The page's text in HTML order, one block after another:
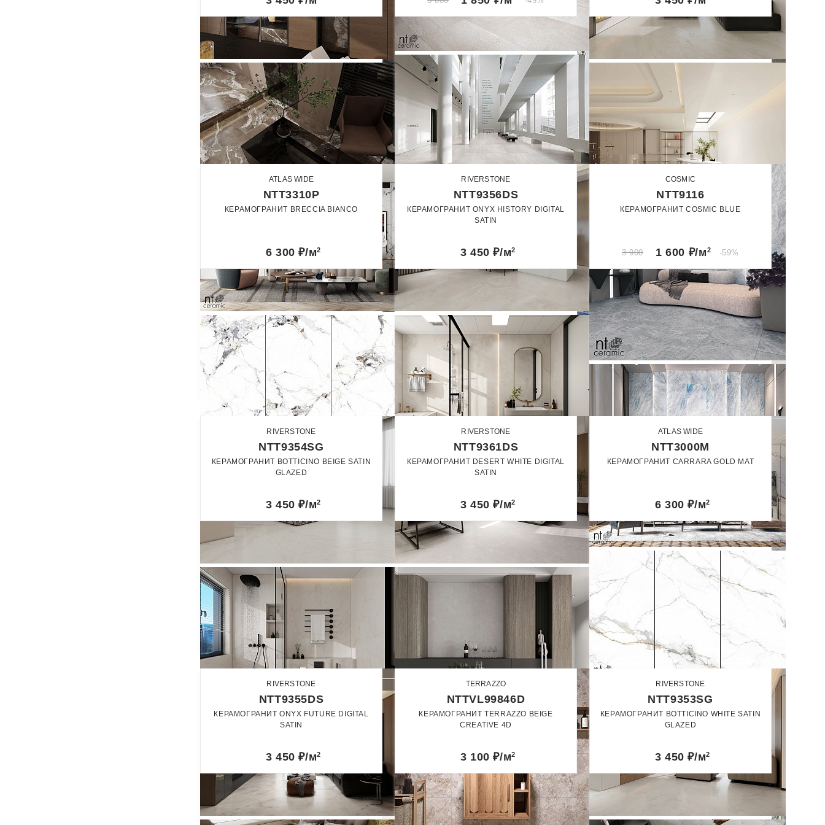
Сатин Сатин
ATLAS WIDE
NTT3310P
КЕРАМОГРАНИТ BRECCIA BIANCO
Полированный
6 300 ₽/м2
RIVERSTONE
NTT9356DS
КЕРАМОГРАНИТ ONYX HISTORY DIGITAL
SATIN
Сатин
3 450 ₽/м2
COSMIC
NTT9116
КЕРАМОГРАНИТ COSMIC BLUE
Сатин
3 900 1 600 ₽/м2 -59%
RIVERSTONE
NTT9354SG
КЕРАМОГРАНИТ BOTTICINO BEIGE SATIN
GLAZED
Сатин
3 450 ₽/м2
RIVERSTONE
NTT9361DS
КЕРАМОГРАНИТ DESERT WHITE DIGITAL
SATIN
Сатин
3 450 ₽/м2
ATLAS WIDE
NTT3000M
КЕРАМОГРАНИТ CARRARA GOLD MAT
Матовый
6 300 ₽/м2
RIVERSTONE
NTT9355DS
КЕРАМОГРАНИТ ONYX FUTURE DIGITAL
SATIN
Сатин
3 450 ₽/м2
TERRAZZO
NTTVL99846D
КЕРАМОГРАНИТ TERRAZZO BEIGE
CREATIVE 4D
Матовый
3 100 ₽/м2
RIVERSTONE
NTT9353SG
КЕРАМОГРАНИТ BOTTICINO WHITE SATIN
GLAZED
Сатин
3 450 ₽/м2